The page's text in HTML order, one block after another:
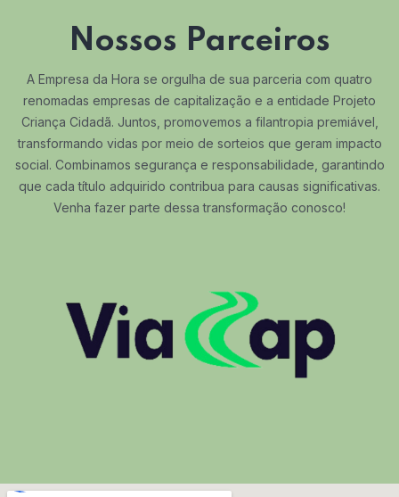
Nossos Parceiros
A Empresa da Hora se orgulha de sua parceria com quatro
renomadas empresas de capitalização e a entidade Projeto
Criança Cidadã. Juntos, promovemos a filantropia premiável,
transformando vidas por meio de sorteios que geram impacto
social. Combinamos segurança e responsabilidade, garantindo
que cada título adquirido contribua para causas significativas.
Venha fazer parte dessa transformação conosco!